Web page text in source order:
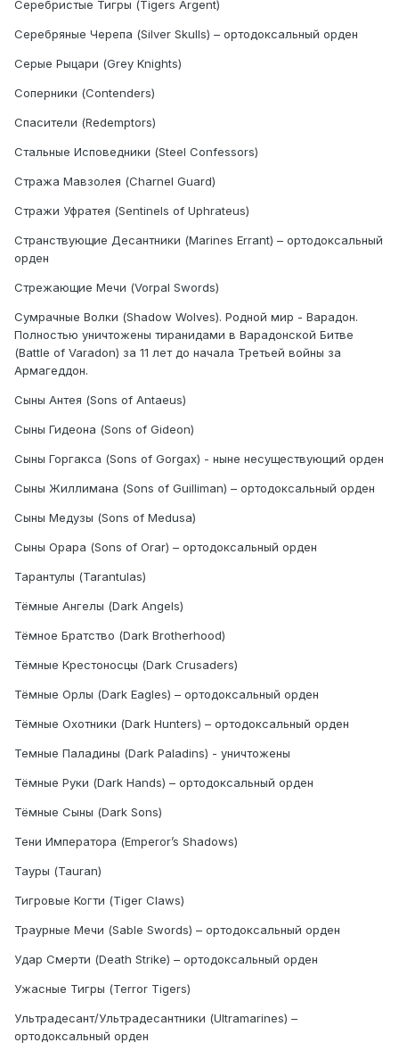
Серебристые Тигры (Tigers Argent)
Серебряные Черепа (Silver Skulls) – ортодоксальный орден
Серые Рыцари (Grey Knights)
Соперники (Contenders)
Спасители (Redemptors)
Стальные Исповедники (Steel Confessors)
Стража Мавзолея (Charnel Guard)
Стражи Уфратея (Sentinels of Uphrateus)
Странствующие Десантники (Marines Errant) – ортодоксальный
орден
Стрежающие Мечи (Vorpal Swords)
Сумрачные Волки (Shadow Wolves). Родной мир - Варадон.
Полностью уничтожены тиранидами в Варадонской Битве
(Battle of Varadon) за 11 лет до начала Третьей войны за
Армагеддон.
Сыны Антея (Sons of Antaeus)
Сыны Гидеона (Sons of Gideon)
Сыны Горгакса (Sons of Gorgax) - ныне несуществующий орден
Сыны Жиллимана (Sons of Guilliman) – ортодоксальный орден
Сыны Медузы (Sons of Medusa)
Сыны Орара (Sons of Orar) – ортодоксальный орден
Тарантулы (Tarantulas)
Тёмные Ангелы (Dark Angels)
Тёмное Братство (Dark Brotherhood)
Тёмные Крестоносцы (Dark Crusaders)
Тёмные Орлы (Dark Eagles) – ортодоксальный орден
Тёмные Охотники (Dark Hunters) – ортодоксальный орден
Темные Паладины (Dark Paladins) - уничтожены
Тёмные Руки (Dark Hands) – ортодоксальный орден
Тёмные Сыны (Dark Sons)
Тени Императора (Emperor’s Shadows)
Тауры (Tauran)
Тигровые Когти (Tiger Claws)
Траурные Мечи (Sable Swords) – ортодоксальный орден
Удар Смерти (Death Strike) – ортодоксальный орден
Ужасные Тигры (Terror Tigers)
Ультрадесант/Ультрадесантники (Ultramarines) –
ортодоксальный орден